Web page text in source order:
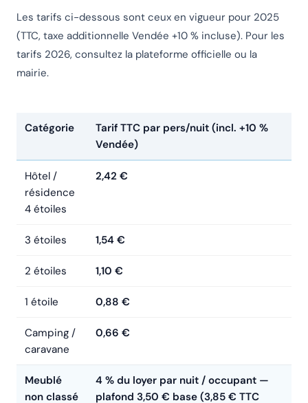
Les tarifs ci-dessous sont ceux en vigueur pour 2025
(TTC, taxe additionnelle Vendée +10 % incluse). Pour les
tarifs 2026, consultez la plateforme officielle ou la
mairie.
Catégorie
Tarif TTC par pers/nuit (incl. +10 %
Vendée)
Hôtel /
résidence
4 étoiles
2,42 €
3 étoiles 1,54 €
2 étoiles 1,10 €
1 étoile 0,88 €
Camping /
caravane
0,66 €
Meublé
non classé
4 % du loyer par nuit / occupant —
plafond 3,50 € base (3,85 € TTC